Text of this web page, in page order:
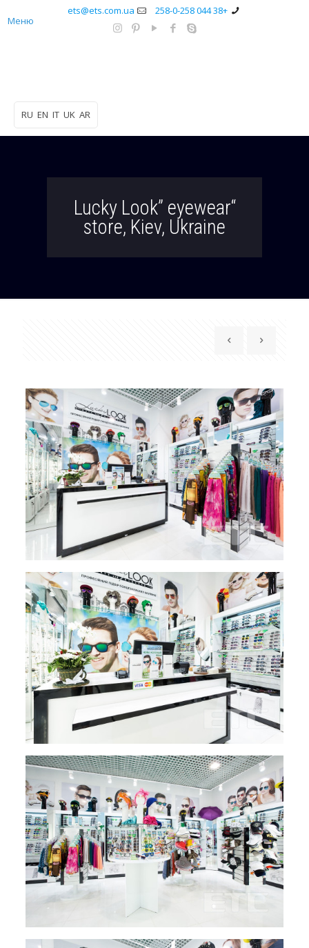
+38 044 258-0-258
ets@ets.com.ua
Меню
RU EN IT UK AR
“Lucky Look” eyewear
store, Kiev, Ukraine